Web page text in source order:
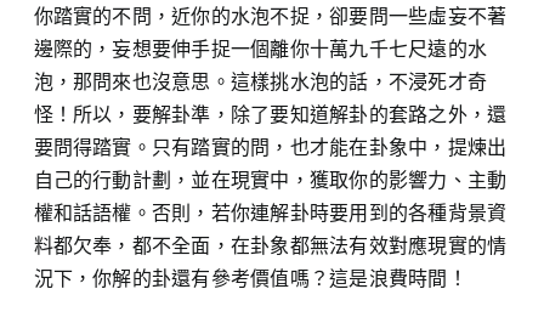
你踏實的不問，近你的水泡不捉，卻要問一些虛妄不著
邊際的，妄想要伸手捉一個離你十萬九千七尺遠的水
泡，那問來也沒意思。這樣挑水泡的話，不浸死才奇
怪！所以，要解卦準，除了要知道解卦的套路之外，還
要問得踏實。只有踏實的問，也才能在卦象中，提煉出
自己的行動計劃，並在現實中，獲取你的影響力、主動
權和話語權。否則，若你連解卦時要用到的各種背景資
料都欠奉，都不全面，在卦象都無法有效對應現實的情
況下，你解的卦還有參考價值嗎？這是浪費時間！